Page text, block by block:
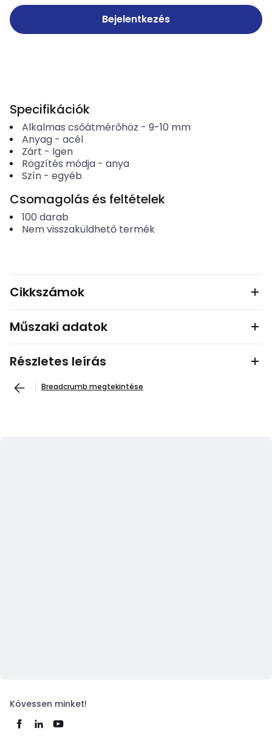
Bejelentkezés
Specifikációk
Alkalmas csőátmérőhöz - 9-10 mm
Anyag- acél
Zárt - Igen
Rögzítés módja- anya
Szín- egyéb
Csomagolás és feltételek
100 darab
Nem visszaküldhető termék
Cikkszámok
Műszaki adatok
Részletes leírás
Breadcrumb megtekintése
Kövessen minket!